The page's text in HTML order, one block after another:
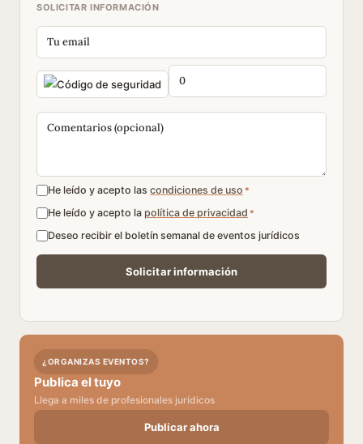
SOLICITAR INFORMACIÓN
He leído y acepto las condiciones de uso *
He leído y acepto la política de privacidad *
Deseo recibir el boletín semanal de eventos jurídicos
¿ORGANIZAS EVENTOS?
Publica el tuyo
Llega a miles de profesionales jurídicos
Publicar ahora